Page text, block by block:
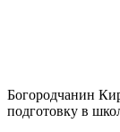
Богородчанин
подготовку в